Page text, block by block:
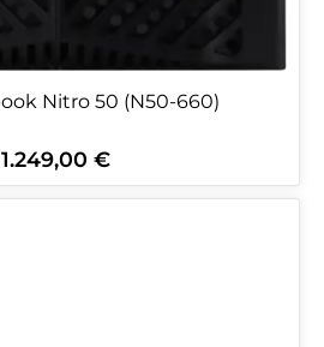
Acer Notebook Nitro 50 (N50-660)
Regulärer Preis:
1.249,00 €